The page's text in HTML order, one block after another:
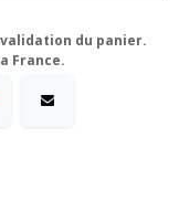
du panier.
France.